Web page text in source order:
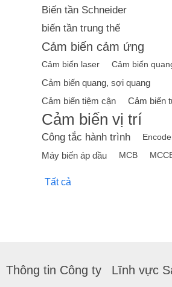
Biến tần Schneider
biến tần trung thế
Cảm biến cảm ứng
Cảm biến laser Cảm biến
Cảm biến quang, sợi quang
Cảm biến tiệm cận
Cảm biến
Cảm biến vị trí
Công tắc hành trình
Máy biến áp dầu MCB
Tất cả
Thông tin Công ty Lĩnh vực